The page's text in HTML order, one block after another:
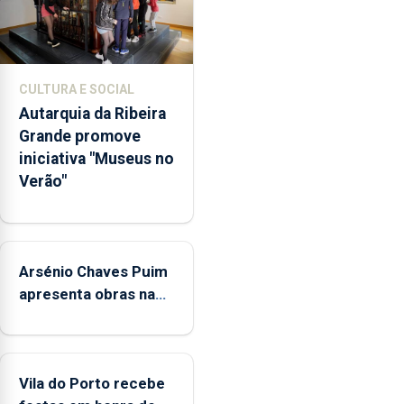
museus
e
núcleos
integrados
na
Rede
Municipal
de
aos
durante
o
de
entre
CULTURA E SOCIAL
Autarquia da Ribeira
Grande promove
iniciativa "Museus no
Verão"
Arsénio Chaves Puim
apresenta obras na
Porto
Vila do Porto recebe